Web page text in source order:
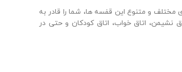
مختلف و متنوع این قفسه ها، شما را قادر به
اتاق خواب، اتاق کودکان و حتی در